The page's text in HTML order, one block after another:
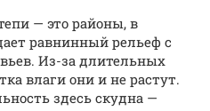
— это районы, в
равнинный рельеф с
Из-за длительных
влаги они и не растут.
здесь скудна —